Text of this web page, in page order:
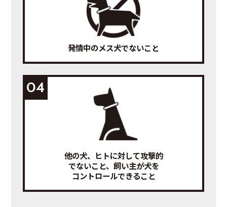
発情中のメス犬でないこと
04
他の犬、ヒトに対して攻撃的
でないこと、飼い主が犬を
コントロールできること